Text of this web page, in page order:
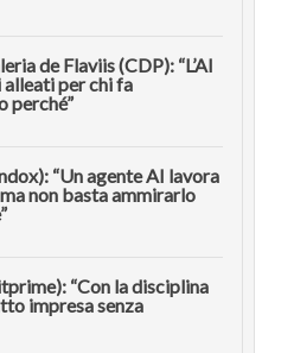
de Flaviis (CDP): “L’AI
per chi fa
perché”
“Un agente AI lavora
non basta ammirarlo
“Con la disciplina
impresa senza